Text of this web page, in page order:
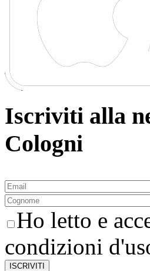
Iscriviti alla
Cologni
Ho letto e
condizioni